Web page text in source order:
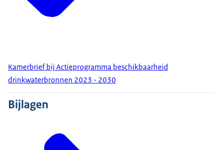
Kamerbrief bij Actieprogramma beschikbaarheid
drinkwaterbronnen 2023 - 2030
Bijlagen